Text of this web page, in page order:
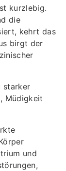
kurzlebig.
die
kehrt das
birgt der
starker
Müdigkeit
und